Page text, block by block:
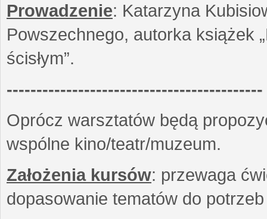
Prowadzenie: Katarzyna
Powszechnego, autorka książek
ścisłym”.
-------------------------------------------
Oprócz warsztatów będą
wspólne kino/teatr/muzeum.
Założenia kursów: przewaga
dopasowanie tematów do